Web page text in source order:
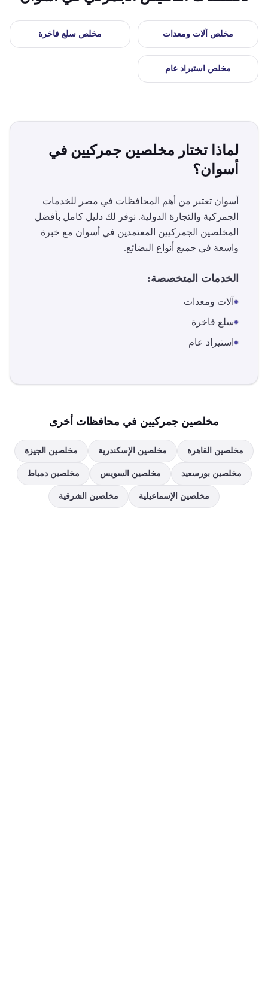
مخلص آلات ومعدات مخلص سلع فاخرة
مخلص استيراد عام
لماذا تختار مخلصين جمركيين في
أسوان؟
أسوان تعتبر من أهم المحافظات في مصر للخدمات
الجمركية والتجارة الدولية. نوفر لك دليل كامل بأفضل
المخلصين الجمركيين المعتمدين في أسوان مع خبرة
واسعة في جميع أنواع البضائع.
الخدمات المتخصصة:
آلات ومعدات
سلع فاخرة
استيراد عام
مخلصين جمركيين في محافظات أخرى
مخلصين القاهرة مخلصين الإسكندرية مخلصين الجيزة
مخلصينبورسعيد مخلصين السويس مخلصيندمياط
مخلصين الإسماعيلية مخلصين الشرقية